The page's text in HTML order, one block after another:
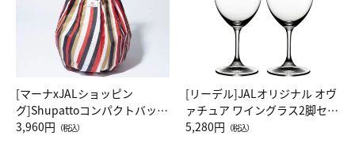
[マーナxJALショッピン
グ]Shupattoコンパクトバッグ
Drop JAL客室乗務員（LC）ス
3,960円 （税込）
[リーデル]JALオリジナル オヴ
ァチュア ワイングラス2脚セッ
ト（レッドワイン）
5,280円 （税込）